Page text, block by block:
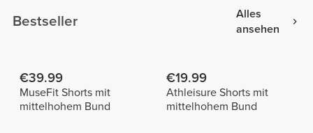
Bestseller
Alles
ansehen
€39.99
MuseFit Shorts mit
mittelhohem Bund
€19.99
Athleisure Shorts mit
mittelhohem Bund